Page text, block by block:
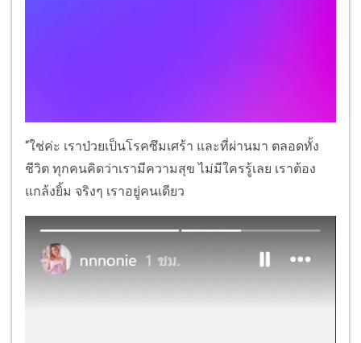
“ใช่ค่ะ เราป่วยเป็นโรคซึมเศร้า และที่ผ่านมา ตลอดทั้ง
ชีวิต ทุกคนคิดว่าเรามีความสุข ไม่มีใครรู้เลย เราต้อง
แกล้งยิ้ม จริงๆ เราอยู่คนเดียว